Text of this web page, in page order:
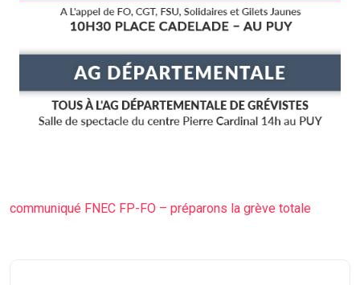
communiqué FNEC FP-FO – préparons la grève totale